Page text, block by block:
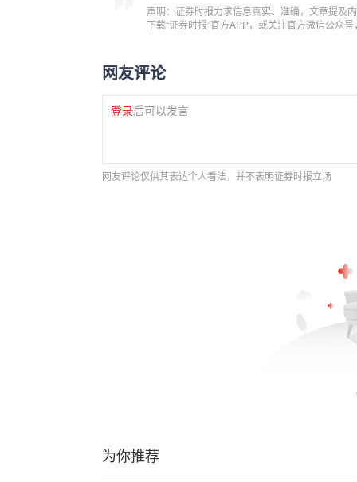
声明：证券时报力求信息真实、准确，文章提及
下载“证券时报”官方APP，或关注官方微信公众
网友评论
登录后可以发言
网友评论仅供其表达个人看法，并不表明证券时报立场
为你推荐